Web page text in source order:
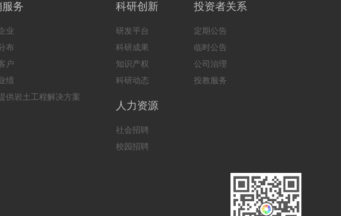
务
业
布
户
绩
供岩土工程解决方案
科研创新
研发平台
科研成果
知识产权
科研动态
投资者关系
定期公告
临时公告
公司治理
投教服务
人力资源
社会招聘
校园招聘